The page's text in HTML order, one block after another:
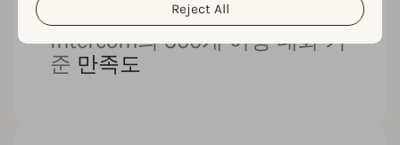
Reject All
Intercom의 300개 이상 대화 기
준 만족도